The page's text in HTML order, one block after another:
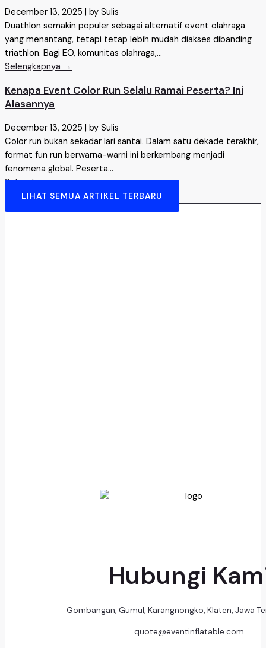
December 13, 2025
by Sulis
Duathlon semakin populer sebagai alternatif event olahraga
yang menantang, tetapi tetap lebih mudah diakses dibanding
triathlon. Bagi EO, komunitas olahraga,...
Selengkapnya →
Kenapa Event Color Run Selalu Ramai Peserta? Ini
Alasannya
December 13, 2025
by Sulis
Color run bukan sekadar lari santai. Dalam satu dekade terakhir,
format fun run berwarna-warni ini berkembang menjadi
fenomena global. Peserta...
Selengkapnya →
LIHAT SEMUA ARTIKEL TERBARU
Hubungi
Gombangan, Gumul, Karangnongko, Klaten, Jawa
quote@eventinflatable.com